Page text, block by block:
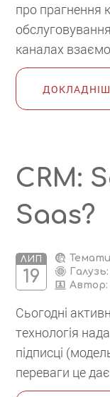
про прагнення
каналах
CRM:
Saas?
ЛИП
19
Сьогодні
технологія
підписці
переваги це